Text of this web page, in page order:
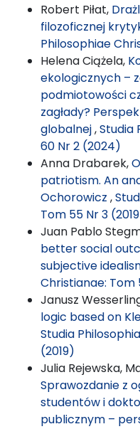
Robert Piłat,
filozoficznej
Philosophiae
Helena Ciążela,
ekologicznych –
podmiotowości
zagłady?
globalnej,Studia
60 Nr 2 (2024)
Anna Drabarek,
patriotism. An
Ochorowicz ,
Tom 55 Nr 3
Juan Pablo
better social
subjective
Christianae: Tom
Janusz
logic based on
Studia
(2019)
Julia Rejewska,
Sprawozdanie z
studentów i
publicznym –